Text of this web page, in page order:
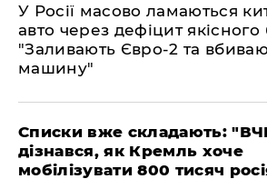
У Росії масово ламаються
авто через дефіцит
"Заливають Євро-2 та
машину"
Списки вже складають:
дізнався, як Кремль хоче
мобілізувати 800 тисяч